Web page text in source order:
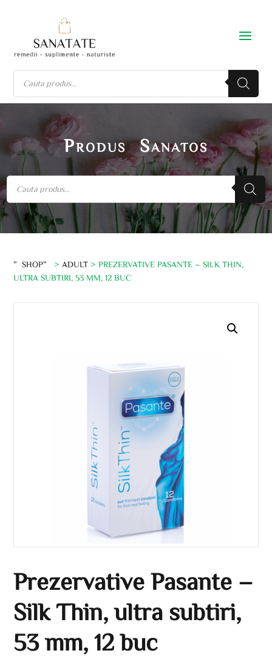
Produs Sanatos
”SHOP” > ADULT > PREZERVATIVE PASANTE – SILK THIN,
ULTRA SUBTIRI, 53 MM, 12 BUC
Prezervative Pasante –
Silk Thin, ultra subtiri,
53 mm, 12 buc